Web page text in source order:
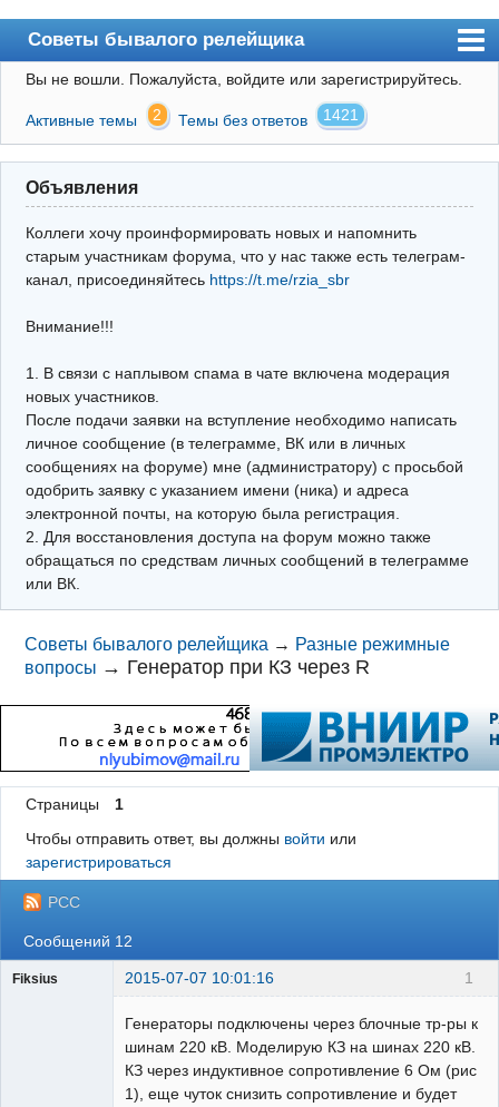
Советы бывалого релейщика
Форум
Правила
Поиск
Регистрация
Архив
Почта
Поиск релейщика
Видео РЗиА
Фотохостинг
Телеграм
Вы не вошли. Пожалуйста, войдите или зарегистрируйтесь.
Активные темы 2 Темы без ответов 1421
Объявления
Коллеги хочу проинформировать новых и напомнить
старым участникам форума, что у нас также есть телеграм-
канал, присоединяйтесь https://t.me/rzia_sbr
Внимание!!!
1. В связи с наплывом спама в чате включена модерация
новых участников.
После подачи заявки на вступление необходимо написать
личное сообщение (в телеграмме, ВК или в личных
сообщениях на форуме) мне (администратору) с просьбой
одобрить заявку с указанием имени (ника) и адреса
электронной почты, на которую была регистрация.
2. Для восстановления доступа на форум можно также
обращаться по средствам личных сообщений в телеграмме
или ВК.
Советы бывалого релейщика → Разные режимные
вопросы → Генератор при КЗ через R
Страницы
1
Чтобы отправить ответ, вы должны войти или
зарегистрироваться
РСС
Сообщений 12
1
Fiksius 2015-07-07 10:01:16
Генераторы подключены через блочные тр-ры к
шинам 220 кВ. Моделирую КЗ на шинах 220 кВ.
КЗ через индуктивное сопротивление 6 Ом (рис
1), еще чуток снизить сопротивление и будет